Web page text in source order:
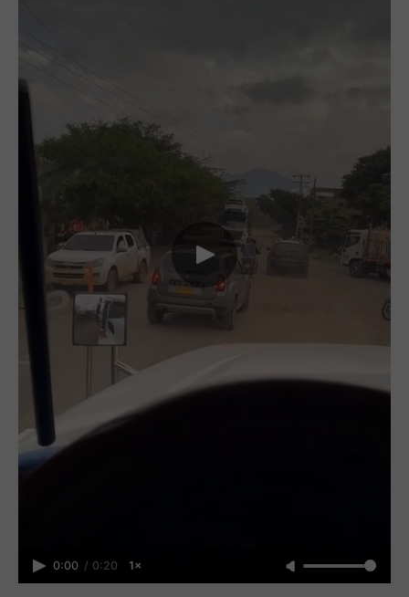
0:00 / 0:20 1×